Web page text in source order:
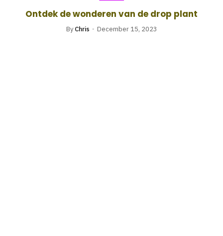
Ontdek de wonderen van de drop plant
By Chris December 15, 2023